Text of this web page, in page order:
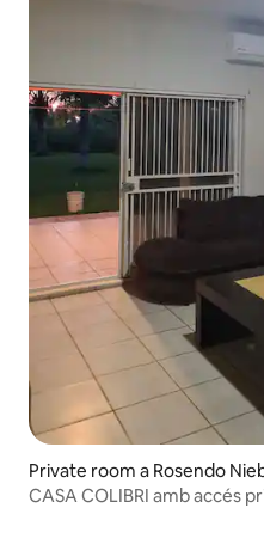
Private room a Rosendo
CASA COLIBRI amb accés